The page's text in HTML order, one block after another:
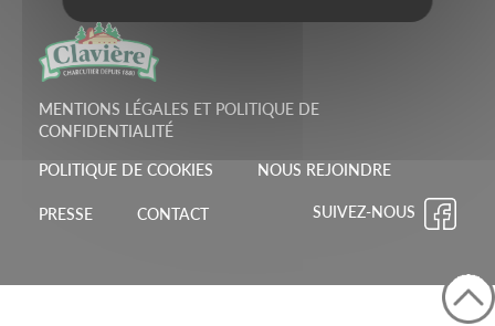
l’article
MENTIONS LÉGALES ET POLITIQUE DE
CONFIDENTIALITÉ
POLITIQUE DE COOKIES NOUS REJOINDRE
PRESSE CONTACT SUIVEZ-NOUS